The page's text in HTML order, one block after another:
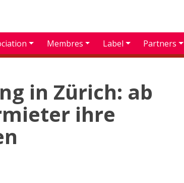
Membres Label Partners
in Zürich: ab
ihre